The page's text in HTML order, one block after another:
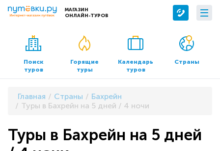
МАГАЗИН
ОНЛАЙН-ТУРОВ
Сервисы
Бронирование отелей
Трансфер
О компании
О нас
Контакты
Документы и реквизиты
Поиск
туров
Горящие
туры
Календарь
туров
Страны
Главная Страны
Бахрейн
Туры в Бахрейн на 5 дней / 4 ночи
Туры в Бахрейн на 5 дней